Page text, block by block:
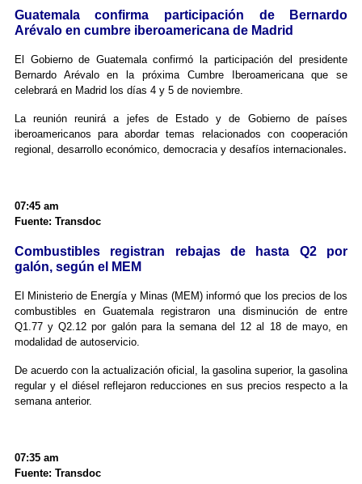
Guatemala confirma participación de Bernardo
Arévalo en cumbre iberoamericana de Madrid
El Gobierno de Guatemala confirmó la participación del presidente
Bernardo Arévalo en la próxima Cumbre Iberoamericana que se
celebrará en Madrid los días 4 y 5 de noviembre.
La reunión reunirá a jefes de Estado y de Gobierno de países
iberoamericanos para abordar temas relacionados con cooperación
regional, desarrollo económico, democracia y desafíos internacionales.
07:45 am
Fuente: Transdoc
Combustibles registran rebajas de hasta Q2 por
galón, según el MEM
El Ministerio de Energía y Minas (MEM) informó que los precios de los
combustibles en Guatemala registraron una disminución de entre
Q1.77 y Q2.12 por galón para la semana del 12 al 18 de mayo, en
modalidad de autoservicio.
De acuerdo con la actualización oficial, la gasolina superior, la gasolina
regular y el diésel reflejaron reducciones en sus precios respecto a la
semana anterior.
07:35 am
Fuente: Transdoc